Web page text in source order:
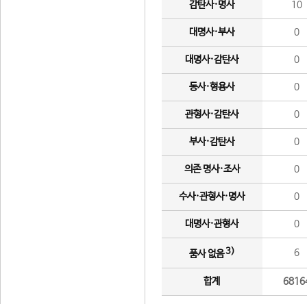
감탄사·명사 10
대명사·부사 0
대명사·감탄사 0
동사·형용사 0
관형사·감탄사 0
부사·감탄사 0
의존 명사·조사 0
수사·관형사·명사 0
대명사·관형사 0
품사 없음3) 6
합계